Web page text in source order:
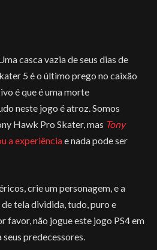
casca vazia de seus dias de
5 é o último prego no caixão
é que é uma morte
neste jogo é atroz. Somos
Hawk Pro Skater, mas Tony
a experiênciae nada pode ser
crie um personagem, e a
tela dividida, tudo, puro e
favor, não jogue este jogo PS4 em
predecessores.